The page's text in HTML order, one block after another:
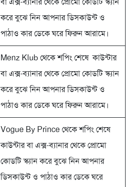
করে বুঝে নিন আপনার ডিসকাউন্ট ও
পাঠাও কার ডেকে ঘরে ফিরুন আরামে।
Menz Klub থেকে শপিং শেষে কাউন্টার
বা এক্স-ব্যানার থেকে প্রোমো কোডটি স্ক্যান
করে বুঝে নিন আপনার ডিসকাউন্ট ও
পাঠাও কার ডেকে ঘরে ফিরুন আরামে।
Vogue By Prince থেকে শপিং শেষে
কাউন্টার বা এক্স-ব্যানার থেকে প্রোমো
কোডটি স্ক্যান করে বুঝে নিন আপনার
ডিসকাউন্ট ও পাঠাও কার ডেকে ঘরে